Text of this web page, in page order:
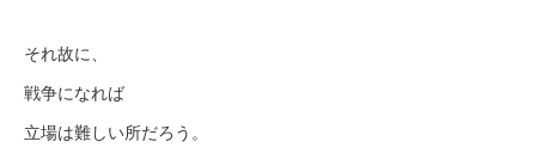
それ故に、
戦争になれば
立場は難しい所だろう。